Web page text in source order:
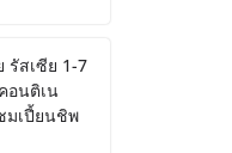
รัสเซีย 1-7
อนติเน
เปี้ยนชิพ